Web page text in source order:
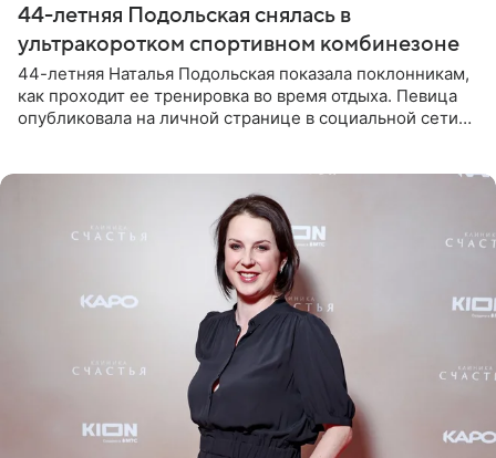
44-летняя Подольская снялась в
ультракоротком спортивном комбинезоне
44-летняя Наталья Подольская показала поклонникам,
как проходит ее тренировка во время отдыха. Певица
опубликовала на личной странице в социальной сети